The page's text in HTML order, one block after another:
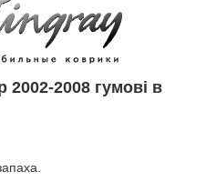
2008 гумові в